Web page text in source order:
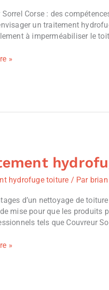
Sorrel Corse : des
un traitement
à imperméabiliser le
»
hydrofuge toiture / Par brian
d’un nettoyage de
mise pour que les produits
tels que Couvreur
»